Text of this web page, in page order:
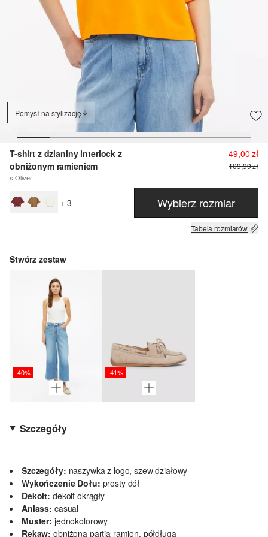
Pomysł na stylizację
T-shirt z dzianiny interlock z
obniżonym ramieniem
s.Oliver
49,00 zł
109,99 zł
+ 3 Wybierz rozmiar
Tabela rozmiarów
Stwórz zestaw
-40% -41%
Szczegóły
Szczegóły: naszywka z logo, szew działowy
Wykończenie Dołu: prosty dół
Dekolt: dekolt okrągły
Anlass: casual
Muster: jednokolorowy
Rękaw: obniżona partia ramion, półdługa